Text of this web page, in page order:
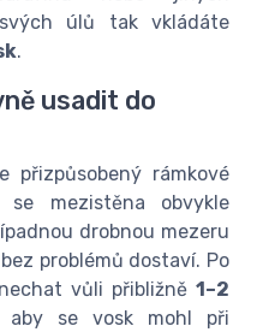
úlů tak vkládáte
.
usadit do
přizpůsobený rámkové
mezistěna obvykle
drobnou mezeru
problémů dostaví. Po
vůli přibližně 1–2
aby se vosk mohl při